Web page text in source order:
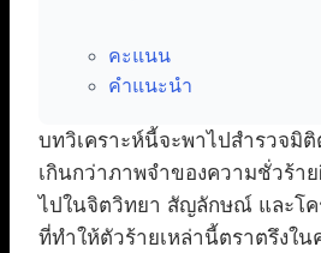
คะแนน
คำแนะนำ
บทวิเคราะห์นี้จะพาไปสำรวจมิ
เกินกว่าภาพจำของความชั่วร้า
ไปในจิตวิทยา สัญลักษณ์ และโคร
ที่ทำให้ตัวร้ายเหล่านี้ตราตรึงใน